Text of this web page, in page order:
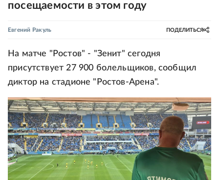
посещаемости в этом году
Евгений Ракуль ПОДЕЛИТЬСЯ
На матче "Ростов" - "Зенит" сегодня
присутствует 27 900 болельщиков, сообщил
диктор на стадионе "Ростов-Арена".